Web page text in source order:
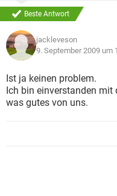
Beste Antwort
jackleveson
9. September 2009 um
Ist ja keinen problem.
Ich bin einverstanden mit
was gutes von uns.